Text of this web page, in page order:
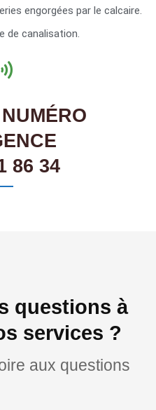
engorgées par le calcaire.
de canalisation.
86 34
questions à
services ?
aux questions